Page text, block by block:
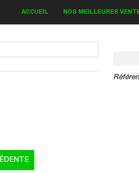
ACCUEIL NOS MEILLEURES